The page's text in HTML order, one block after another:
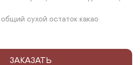
сухой остаток какао
ЗАКАЗАТЬ